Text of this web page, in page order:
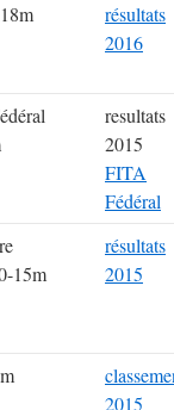
résultats
2016
resultats
2015
FITA
Fédéral
15m
résultats
2015
2015